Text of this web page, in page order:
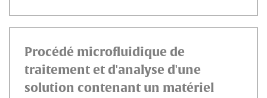
Procédé microfluidique de
traitement et d'analyse d'une
solution contenant un matériel